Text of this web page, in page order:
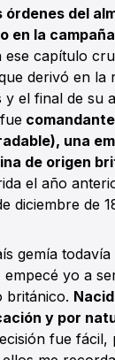
órdenes del
en la
ese capítulo
derivó en la
el final de su
una
de origen
el año
diciembre de
gemía
empecé yo a
británico.
y por
fue